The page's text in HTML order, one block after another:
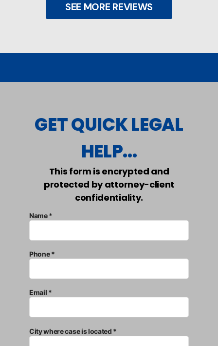
SEE MORE REVIEWS
GET QUICK LEGAL
HELP...
This form is encrypted and
protected by attorney-client
confidentiality.
Name *
Phone *
Email *
City where case is located *